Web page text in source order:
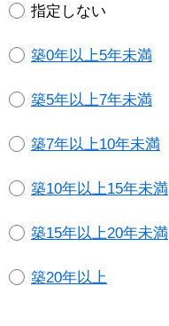
指定しない
築0年以上5年未満
築5年以上7年未満
築7年以上10年未満
築10年以上15年未満
築15年以上20年未満
築20年以上